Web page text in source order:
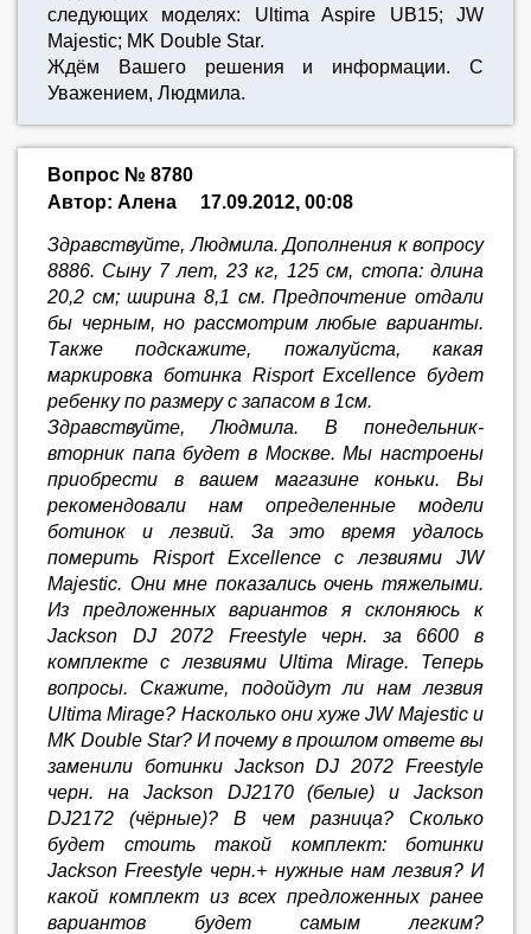
следующих моделях: Ultima Aspire UB15; JW
Majestic; MK Double Star.
Ждём Вашего решения и информации. С
Уважением, Людмила.
Вопрос № 8780
Автор: Алена
17.09.2012, 00:08
Здравствуйте, Людмила. Дополнения к вопросу
8886. Сыну 7 лет, 23 кг, 125 см, стопа: длина
20,2 см; ширина 8,1 см. Предпочтение отдали
бы черным, но рассмотрим любые варианты.
Также подскажите, пожалуйста, какая
маркировка ботинка Risport Excellence будет
ребенку по размеру с запасом в 1см.
Здравствуйте, Людмила. В понедельник-
вторник папа будет в Москве. Мы настроены
приобрести в вашем магазине коньки. Вы
рекомендовали нам определенные модели
ботинок и лезвий. За это время удалось
померить Risport Excellence с лезвиями JW
Majestic. Они мне показались очень тяжелыми.
Из предложенных вариантов я склоняюсь к
Jackson DJ 2072 Freestyle черн. за 6600 в
комплекте с лезвиями Ultima Mirage. Теперь
вопросы. Скажите, подойдут ли нам лезвия
Ultima Mirage? Насколько они хуже JW Majestic и
MK Double Star? И почему в прошлом ответе вы
заменили ботинки Jackson DJ 2072 Freestyle
черн. на Jackson DJ2170 (белые) и Jackson
DJ2172 (чёрные)? В чем разница? Сколько
будет стоить такой комплект: ботинки
Jackson Freestyle черн.+ нужные нам лезвия? И
какой комплект из всех предложенных ранее
вариантов будет самым легким?